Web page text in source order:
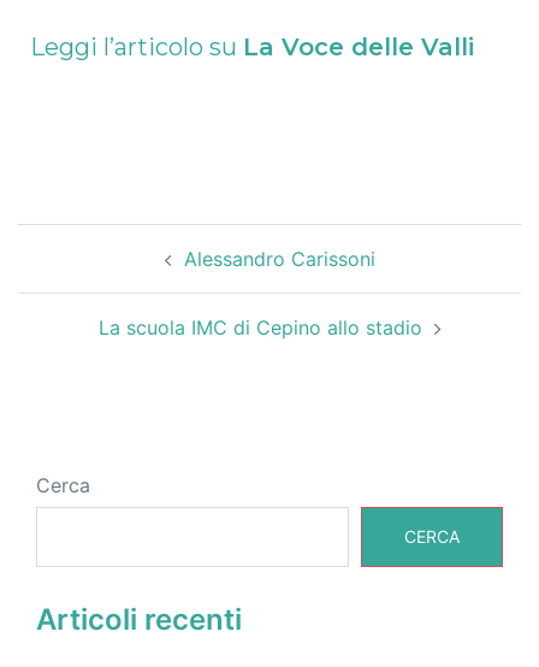
Leggi l’articolo su La Voce delle Valli
Alessandro Carissoni
La scuola IMC di Cepino allo stadio
Cerca
CERCA
Articoli recenti